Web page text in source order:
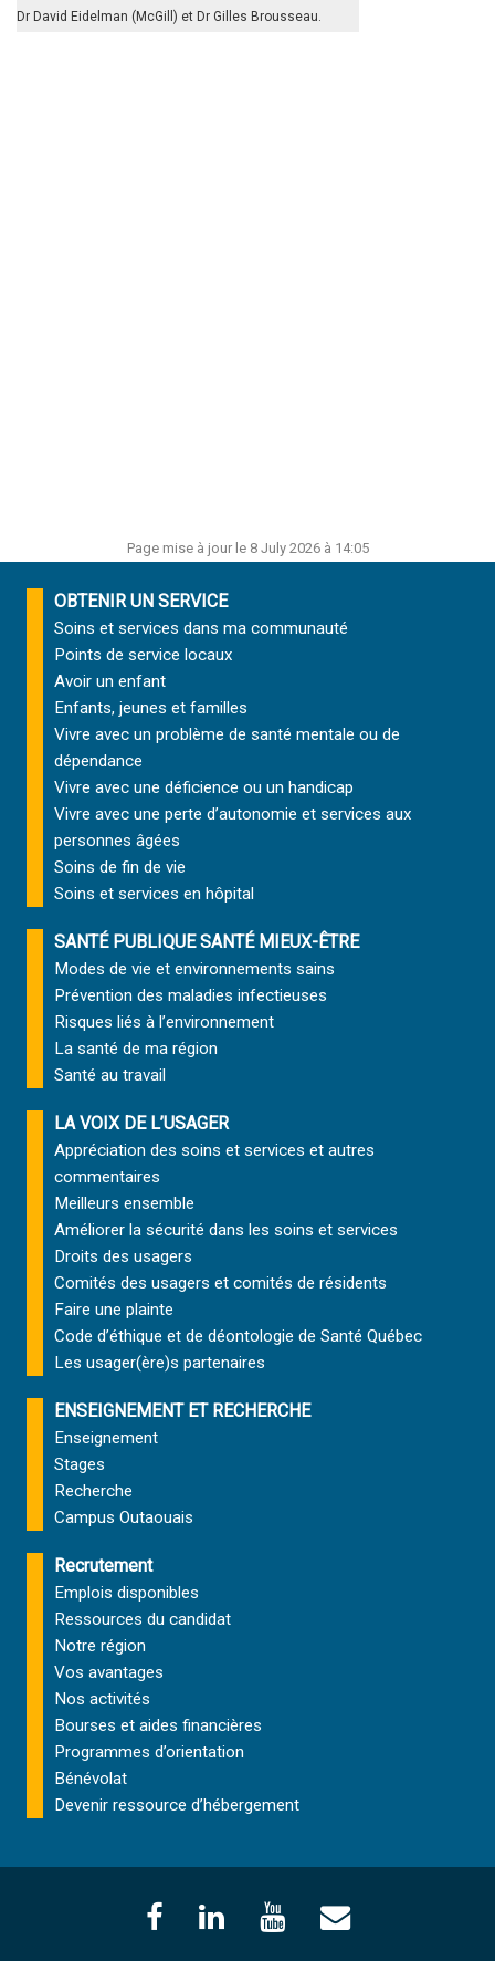
Dr David Eidelman (McGill) et Dr Gilles Brousseau.
Page mise à jour le 8 July 2026 à 14:05
OBTENIR UN SERVICE
Soins et services dans ma communauté
Points de service locaux
Avoir un enfant
Enfants, jeunes et familles
Vivre avec un problème de santé mentale ou de
dépendance
Vivre avec une déficience ou un handicap
Vivre avec une perte d’autonomie et services aux
personnes âgées
Soins de fin de vie
Soins et services en hôpital
SANTÉ PUBLIQUE SANTÉ MIEUX-ÊTRE
Modes de vie et environnements sains
Prévention des maladies infectieuses
Risques liés à l’environnement
La santé de ma région
Santé au travail
LA VOIX DE L’USAGER
Appréciation des soins et services et autres
commentaires
Meilleurs ensemble
Améliorer la sécurité dans les soins et services
Droits des usagers
Comités des usagers et comités de résidents
Faire une plainte
Code d’éthique et de déontologie de Santé Québec
Les usager(ère)s partenaires
ENSEIGNEMENT ET RECHERCHE
Enseignement
Stages
Recherche
Campus Outaouais
Recrutement
Emplois disponibles
Ressources du candidat
Notre région
Vos avantages
Nos activités
Bourses et aides financières
Programmes d’orientation
Bénévolat
Devenir ressource d’hébergement